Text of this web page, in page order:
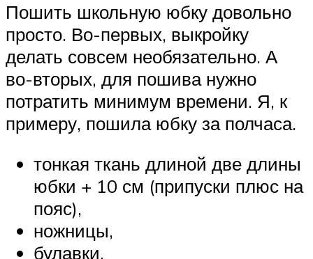
Пошить школьную юбку довольно
просто. Во-первых, выкройку
делать совсем необязательно. А
во-вторых, для пошива нужно
потратить минимум времени. Я, к
примеру, пошила юбку за полчаса.
тонкая ткань длиной две длины
юбки + 10 см (припуски плюс на
пояс),
ножницы,
булавки,